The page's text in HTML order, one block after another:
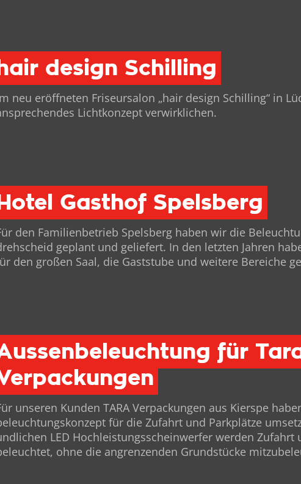
design Schilling
neu eröffneten Friseur­sa­lon „hair design Schilling“ in
Lichtkonzept verwirklichen.
Gasthof Spelsberg
den Fam­i­lien­be­trieb Spels­berg haben wir die
geplant und geliefert. In den let­zten Jahren
den großen Saal, die Gast­stube und weit­ere Bere­iche
für
unseren Kun­den TARA Ver­pack­un­gen aus Kier­spe
für die Zufahrt und Park­plätze
LED Hochleis­tungss­chein­wer­fer wer­den Zufahrt
ohne die angren­zen­den Grund­stücke